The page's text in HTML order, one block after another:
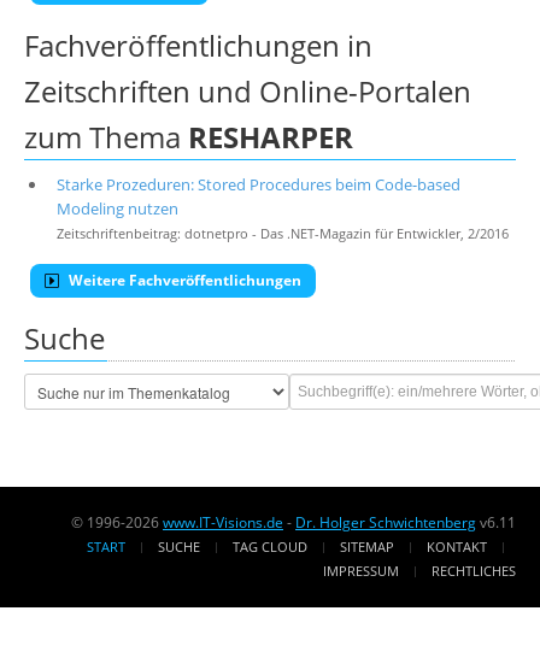
Fachveröffentlichungen in
Zeitschriften und Online-Portalen
zum Thema RESHARPER
Starke Prozeduren: Stored Procedures beim Code-based
Modeling nutzen
Zeitschriftenbeitrag: dotnetpro - Das .NET-Magazin für Entwickler, 2/2016
Weitere Fachveröffentlichungen
Suche
© 1996-2026www.IT-Visions.de - Dr. Holger Schwichtenbergv6.11
START SUCHE TAG CLOUD SITEMAP
KONTAKT
IMPRESSUM
RECHTLICHES